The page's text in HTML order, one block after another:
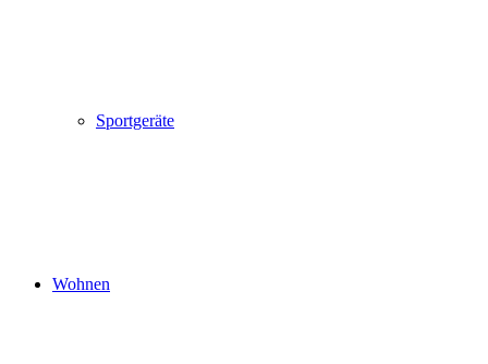
Sportgeräte
Wohnen